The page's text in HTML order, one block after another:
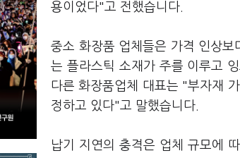
용이었다"고 전했습니다.
중소 화장품 업체들은 가격 인상보
는 플라스틱 소재가 주를 이루고
다른 화장품업체 대표는 "부자재
정하고 있다"고 말했습니다.
납기 지연의 충격은 업체 규모에